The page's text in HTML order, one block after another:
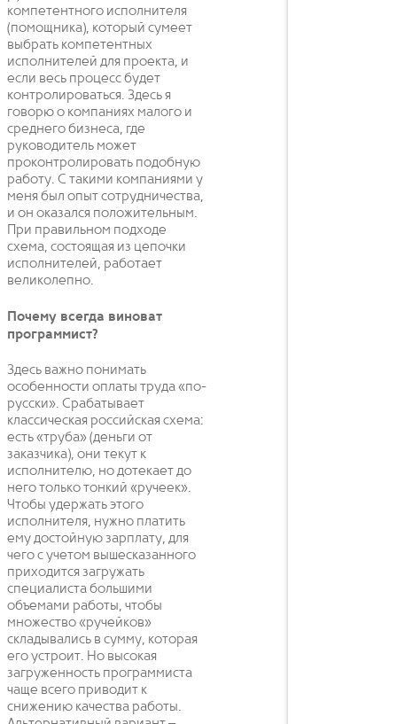
компетентного исполнителя
(помощника), который сумеет
выбрать компетентных
исполнителей для проекта, и
если весь процесс будет
контролироваться. Здесь я
говорю о компаниях малого и
среднего бизнеса, где
руководитель может
проконтролировать подобную
работу. С такими компаниями у
меня был опыт сотрудничества,
и он оказался положительным.
При правильном подходе
схема, состоящая из цепочки
исполнителей, работает
великолепно.
Почему всегда виноват
программист?
Здесь важно понимать
особенности оплаты труда «по-
русски». Срабатывает
классическая российская схема:
есть «труба» (деньги от
заказчика), они текут к
исполнителю, но дотекает до
него только тонкий «ручеек».
Чтобы удержать этого
исполнителя, нужно платить
ему достойную зарплату, для
чего с учетом вышесказанного
приходится загружать
специалиста большими
объемами работы, чтобы
множество «ручейков»
складывались в сумму, которая
его устроит. Но высокая
загруженность программиста
чаще всего приводит к
снижению качества работы.